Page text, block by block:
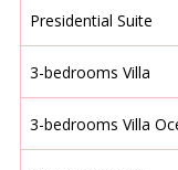
Presidential Suite
3-bedrooms Villa
3-bedrooms Villa